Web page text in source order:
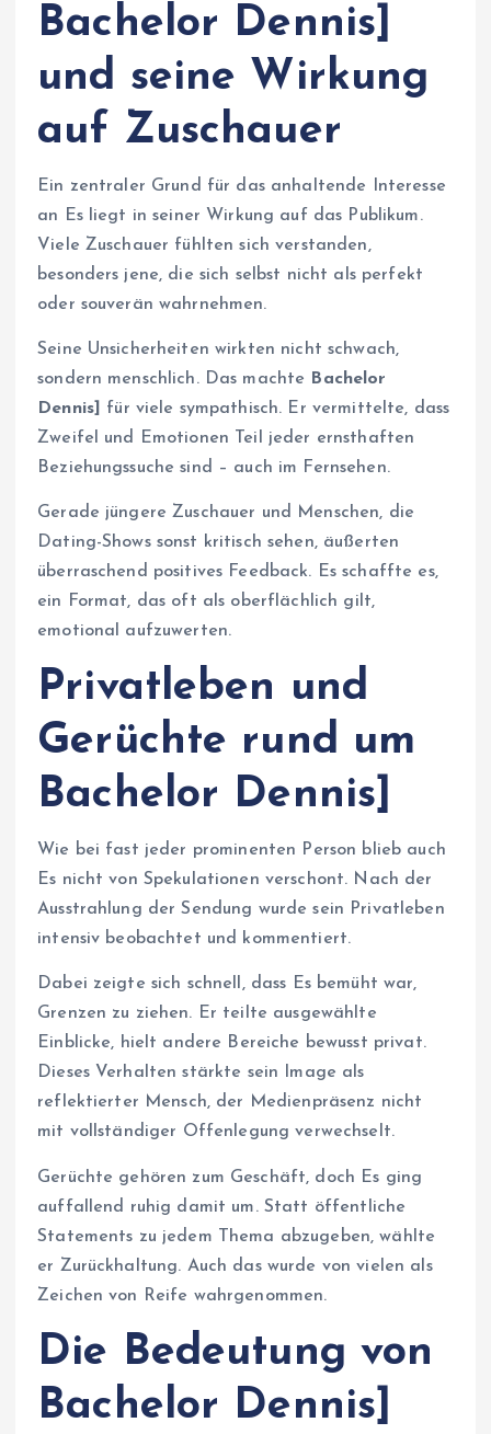
Bachelor Dennis]
und seine Wirkung
auf Zuschauer
Ein zentraler Grund für das anhaltende Interesse
an Es liegt in seiner Wirkung auf das Publikum.
Viele Zuschauer fühlten sich verstanden,
besonders jene, die sich selbst nicht als perfekt
oder souverän wahrnehmen.
Seine Unsicherheiten wirkten nicht schwach,
sondern menschlich. Das machte
Bachelor
Dennis]
für viele sympathisch. Er vermittelte, dass
Zweifel und Emotionen Teil jeder ernsthaften
Beziehungssuche sind – auch im Fernsehen.
Gerade jüngere Zuschauer und Menschen, die
Dating-Shows sonst kritisch sehen, äußerten
überraschend positives Feedback. Es schaffte es,
ein Format, das oft als oberflächlich gilt,
emotional aufzuwerten.
Privatleben und
Gerüchte rund um
Bachelor Dennis]
Wie bei fast jeder prominenten Person blieb auch
Es nicht von Spekulationen verschont. Nach der
Ausstrahlung der Sendung wurde sein Privatleben
intensiv beobachtet und kommentiert.
Dabei zeigte sich schnell, dass Es bemüht war,
Grenzen zu ziehen. Er teilte ausgewählte
Einblicke, hielt andere Bereiche bewusst privat.
Dieses Verhalten stärkte sein Image als
reflektierter Mensch, der Medienpräsenz nicht
mit vollständiger Offenlegung verwechselt.
Gerüchte gehören zum Geschäft, doch Es ging
auffallend ruhig damit um. Statt öffentliche
Statements zu jedem Thema abzugeben, wählte
er Zurückhaltung. Auch das wurde von vielen als
Zeichen von Reife wahrgenommen.
Die Bedeutung von
Bachelor Dennis]